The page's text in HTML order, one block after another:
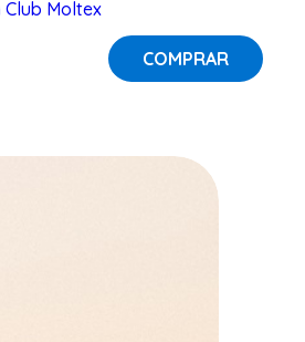
Moltex
COMPRAR